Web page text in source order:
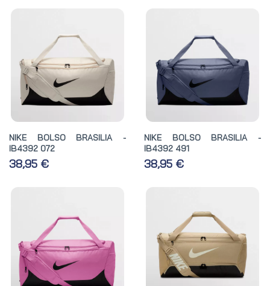
NIKE BOLSO BRASILIA -
IB4392 072
38,95 €
NIKE BOLSO BRASILIA -
IB4392 491
38,95 €